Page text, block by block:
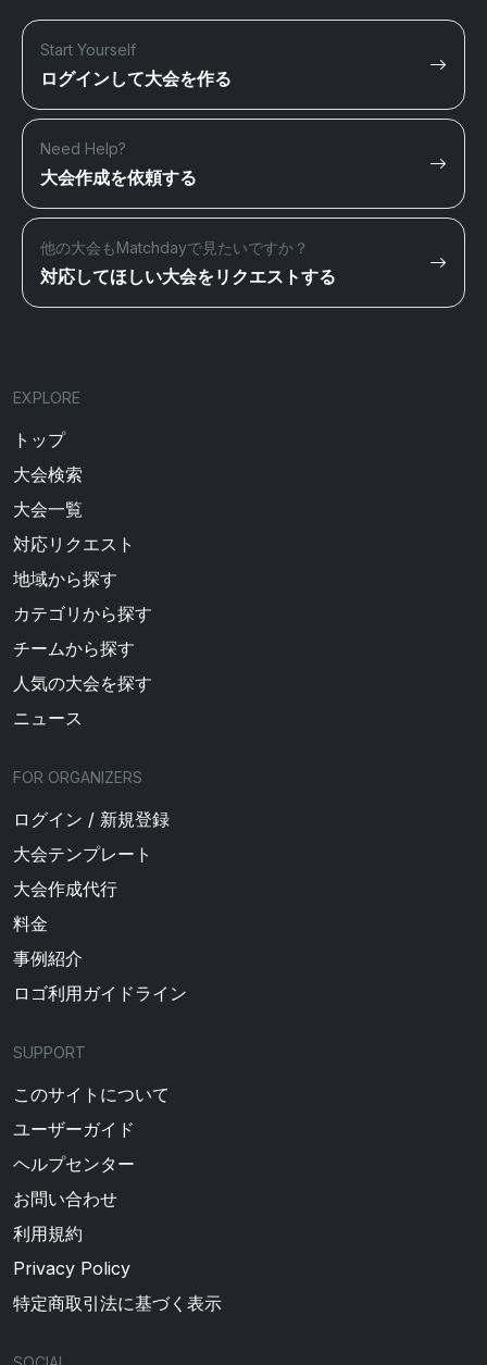
Start Yourself
ログインして大会を作る
Need Help?
大会作成を依頼する
他の大会もMatchdayで見たいですか？
対応してほしい大会をリクエストする
EXPLORE
トップ
大会検索
大会一覧
対応リクエスト
地域から探す
カテゴリから探す
チームから探す
人気の大会を探す
ニュース
FOR ORGANIZERS
ログイン / 新規登録
大会テンプレート
大会作成代行
料金
事例紹介
ロゴ利用ガイドライン
SUPPORT
このサイトについて
ユーザーガイド
ヘルプセンター
お問い合わせ
利用規約
Privacy Policy
特定商取引法に基づく表示